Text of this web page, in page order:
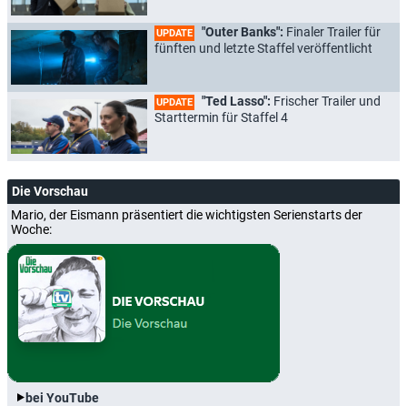
UPDATE "Outer Banks": Finaler Trailer für
fünften und letzte Staffel veröffentlicht
UPDATE "Ted Lasso": Frischer Trailer und
Starttermin für Staffel 4
Die Vorschau
Mario, der Eismann präsentiert die wichtigsten Serienstarts der
Woche:
bei YouTube